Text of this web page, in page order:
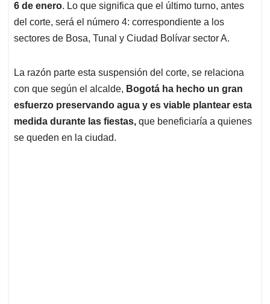
6 de enero. Lo que significa que el último turno, antes
del corte, será el número 4: correspondiente a los
sectores de Bosa, Tunal y Ciudad Bolívar sector A.
La razón parte esta suspensión del corte, se relaciona
con que según el alcalde, Bogotá ha hecho un gran
esfuerzo preservando agua y es viable plantear esta
medida durante las fiestas, que beneficiaría a quienes
se queden en la ciudad.